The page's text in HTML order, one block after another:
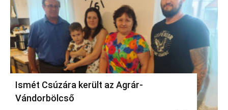
Ismét Csúzára került az Agrár-
Vándorbölcső